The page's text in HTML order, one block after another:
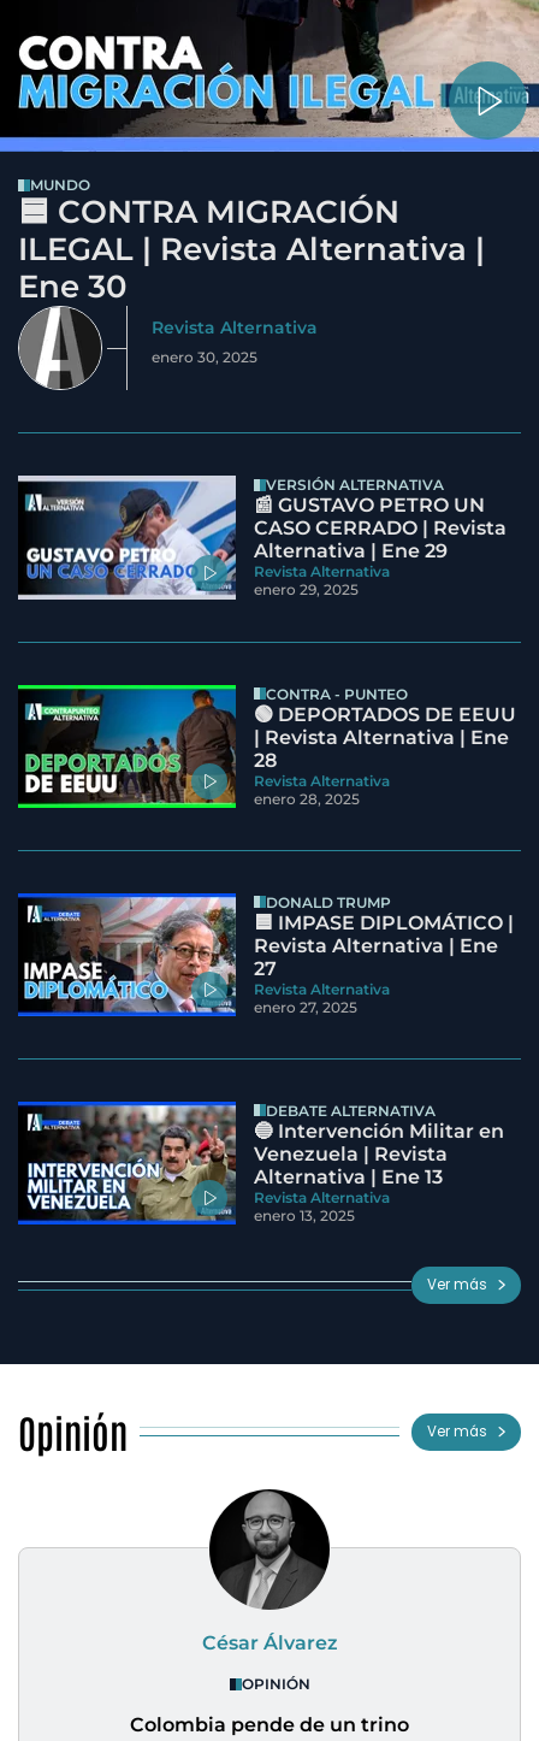
MUNDO
🟦 CONTRA MIGRACIÓN
ILEGAL | Revista Alternativa |
Ene 30
Revista Alternativa
enero 30, 2025
VERSIÓN ALTERNATIVA
📰 GUSTAVO PETRO UN
CASO CERRADO | Revista
Alternativa | Ene 29
Revista Alternativa
enero 29, 2025
CONTRA - PUNTEO
🟢 DEPORTADOS DE EEUU
| Revista Alternativa | Ene
28
Revista Alternativa
enero 28, 2025
DONALD TRUMP
🟦 IMPASE DIPLOMÁTICO |
Revista Alternativa | Ene
27
Revista Alternativa
enero 27, 2025
DEBATE ALTERNATIVA
🔵 Intervención Militar en
Venezuela | Revista
Alternativa | Ene 13
Revista Alternativa
enero 13, 2025
Ver más
Opinión Ver más
César Álvarez
OPINIÓN
Colombia pende de un trino